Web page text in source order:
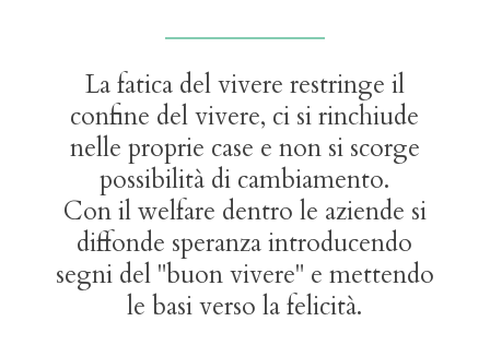
La fatica del vivere restringe il
confine del vivere, ci si rinchiude
nelle proprie case e non si scorge
possibilità di cambiamento.
Con il welfare dentro le aziende si
diffonde speranza introducendo
segni del "buon vivere" e mettendo
le basi verso la felicità.